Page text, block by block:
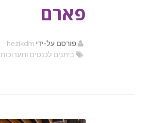
פארם
פורסם על-ידי hezikdm
ביתנים לכנסים ותערוכות